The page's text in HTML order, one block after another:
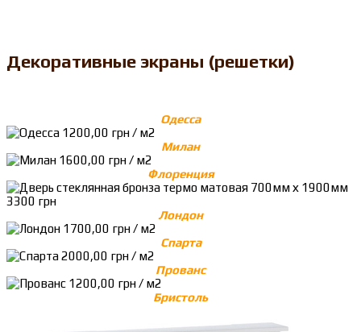
Декоративные экраны (решетки)
Одесса
Милан
Флоренция
Лондон
Спарта
Прованс
Бристоль